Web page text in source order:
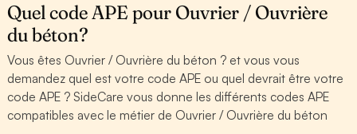
Quel code APE pour Ouvrier / Ouvrière
du béton?
Vous êtes Ouvrier / Ouvrière du béton ? et vous vous
demandez quel est votre code APE ou quel devrait être votre
code APE ? SideCare vous donne les différents codes APE
compatibles avec le métier de Ouvrier / Ouvrière du béton